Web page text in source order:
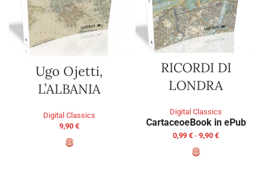
Ugo Ojetti,
L’ALBANIA
Digital Classics
9,90 €
RICORDI DI
LONDRA
Digital Classics
CartaceoeBook in ePub
0,99 € - 9,90 €